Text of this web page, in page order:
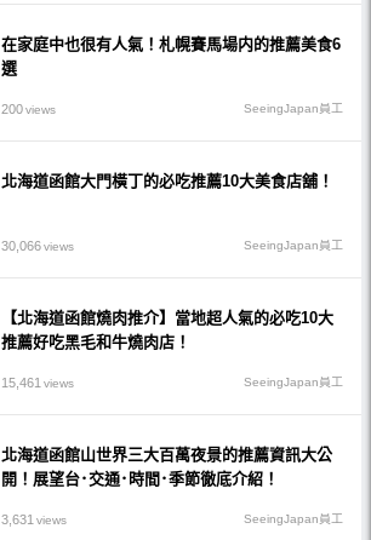
在家庭中也很有人氣！札幌賽馬場内的推薦美食6
選
200views SeeingJapan員工
北海道函館大門橫丁的必吃推薦10大美食店舖！
30,066views SeeingJapan員工
【北海道函館燒肉推介】當地超人氣的必吃10大
推薦好吃黑毛和牛燒肉店！
15,461views SeeingJapan員工
北海道函館山世界三大百萬夜景的推薦資訊大公
開！展望台･交通･時間･季節徹底介紹！
3,631views SeeingJapan員工